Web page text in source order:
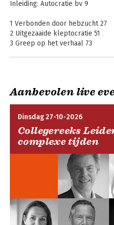
Autocracy, Inc
Inleiding: Autocratie bv 9
1 Verbonden door hebzucht 27
2 Uitgezaaide kleptocratie 51
3 Greep op het verhaal 73
Dankwoord 187
Noten 189
Aanbevolen live
Dinsdag 27-10-2026
Collegereeks
complexe tijden